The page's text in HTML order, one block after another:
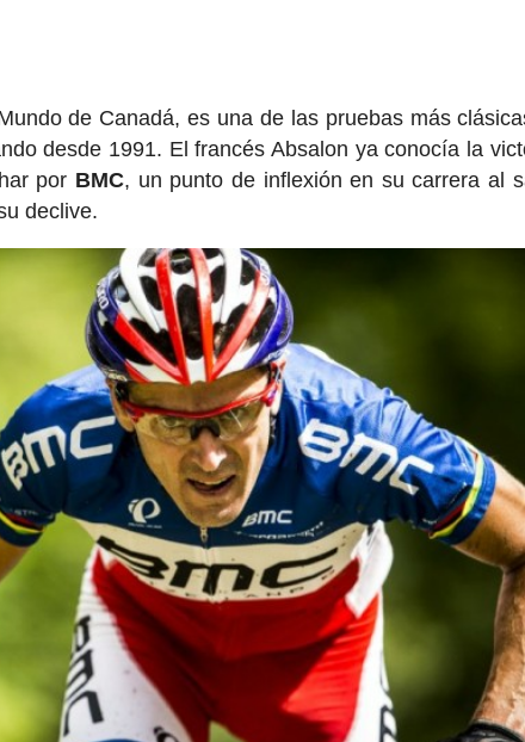
de Canadá, es una de las pruebas más
desde 1991. El francés Absalon ya conocía la
por BMC, un punto de inflexión en su carrera al
declive.